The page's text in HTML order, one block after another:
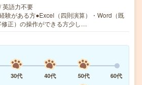
英語力不要
験がある方●Excel（四則演算）・Word（既
修正）の操作ができる方少し…
30代 40代 50代
60代